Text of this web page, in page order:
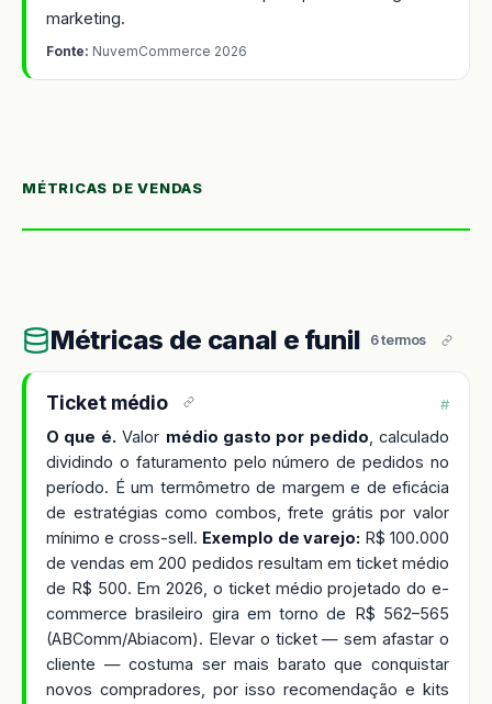
marketing.
Fonte: NuvemCommerce 2026
MÉTRICAS DE VENDAS
Métricas de canal e funil 6 termos
Ticket médio #
O que é. Valor médio gasto por pedido , calculado
dividindo o faturamento pelo número de pedidos no
período. É um termômetro de margem e de eficácia
de estratégias como combos, frete grátis por valor
mínimo e cross-sell. Exemplo de varejo: R$ 100.000
de vendas em 200 pedidos resultam em ticket médio
de R$ 500. Em 2026, o ticket médio projetado do e-
commerce brasileiro gira em torno de R$ 562–565
(ABComm/Abiacom). Elevar o ticket — sem afastar o
cliente — costuma ser mais barato que conquistar
novos compradores, por isso recomendação e kits